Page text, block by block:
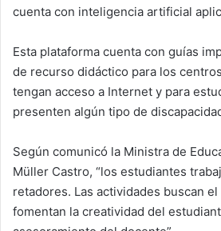
cuenta con inteligencia artificial
Esta plataforma cuenta con guías
de recurso didáctico para los
tengan acceso a Internet y para
presenten algún tipo de
Según comunicó la Ministra de
Müller Castro, “los estudiantes
retadores. Las actividades buscan
fomentan la creatividad del